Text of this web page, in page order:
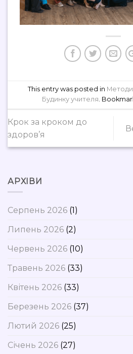
This entry was posted in
Будинку учителя.
Крок за кроком до
здоров’я
АРХІВИ
Серпень 2026 (1)
Липень 2026 (2)
Червень 2026 (10)
Травень 2026 (33)
Квітень 2026 (33)
Березень 2026 (37)
Лютий 2026 (25)
Січень 2026 (27)